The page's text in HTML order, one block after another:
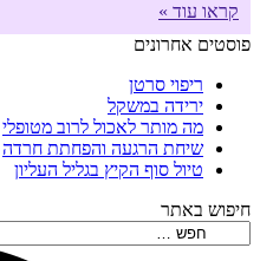
קראו עוד »
פוסטים אחרונים
ריפוי סרטן
ירידה במשקל
מה מותר לאכול לרוב מטופלי
שיחת הרגעה והפחתת חרדה
טיול סוף הקיץ בגליל העליון
חיפוש באתר
Search: